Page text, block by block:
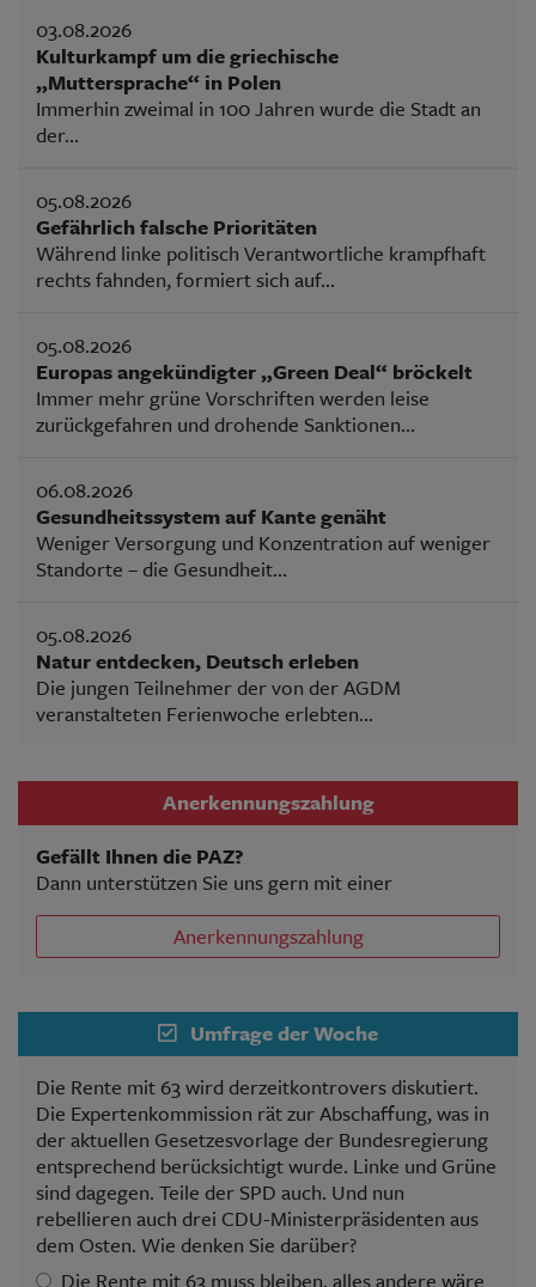
03.08.2026
Kulturkampf um die griechische
„Muttersprache“ in Polen
Immerhin zweimal in 100 Jahren wurde die Stadt an
der...
05.08.2026
Gefährlich falsche Prioritäten
Während linke politisch Verantwortliche krampfhaft
rechts fahnden, formiert sich auf...
05.08.2026
Europas angekündigter „Green Deal“ bröckelt
Immer mehr grüne Vorschriften werden leise
zurückgefahren und drohende Sanktionen...
06.08.2026
Gesundheitssystem auf Kante genäht
Weniger Versorgung und Konzentration auf weniger
Standorte – die Gesundheit...
05.08.2026
Natur entdecken, Deutsch erleben
Die jungen Teilnehmer der von der AGDM
veranstalteten Ferienwoche erlebten...
Anerkennungszahlung
Gefällt Ihnen die PAZ?
Dann unterstützen Sie uns gern mit einer
Anerkennungszahlung
Umfrage der Woche
Die Rente mit 63 wird derzeitkontrovers diskutiert.
Die Expertenkommission rät zur Abschaffung, was in
der aktuellen Gesetzesvorlage der Bundesregierung
entsprechend berücksichtigt wurde. Linke und Grüne
sind dagegen. Teile der SPD auch. Und nun
rebellieren auch drei CDU-Ministerpräsidenten aus
dem Osten. Wie denken Sie darüber?
Die Rente mit 63 muss bleiben, alles andere wäre